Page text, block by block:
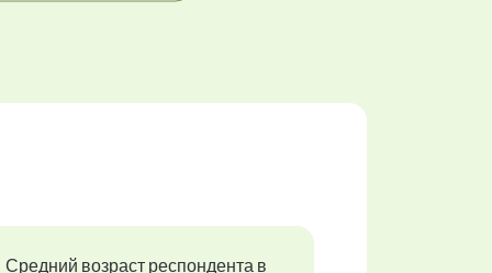
Средний возраст респондента в